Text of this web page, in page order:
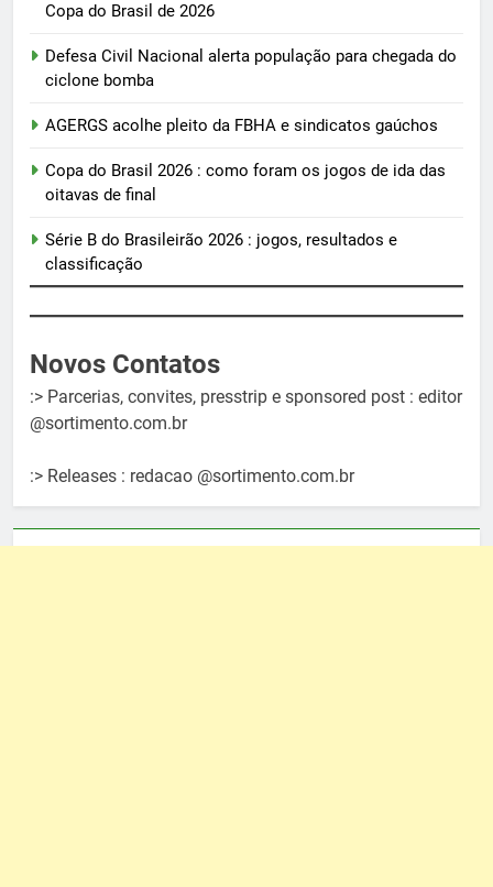
Copa do Brasil de 2026
Defesa Civil Nacional alerta população para chegada do
ciclone bomba
AGERGS acolhe pleito da FBHA e sindicatos gaúchos
Copa do Brasil 2026 : como foram os jogos de ida das
oitavas de final
Série B do Brasileirão 2026 : jogos, resultados e
classificação
Novos Contatos
:> Parcerias, convites, presstrip e sponsored post : editor
@sortimento.com.br
:> Releases : redacao @sortimento.com.br